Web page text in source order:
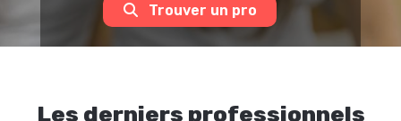
Trouver un pro
Les derniers professionnels